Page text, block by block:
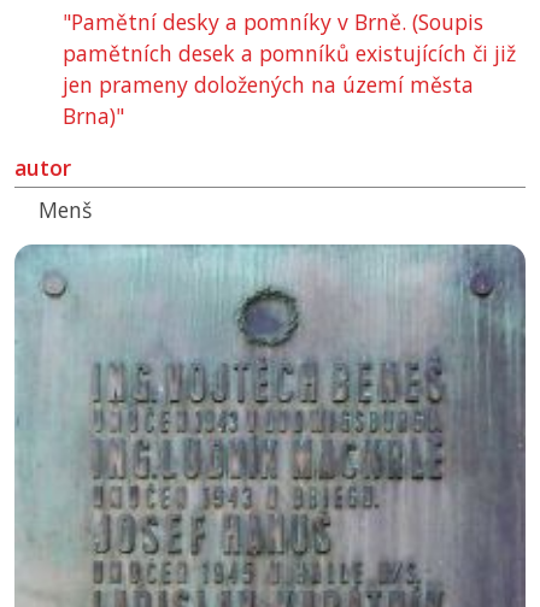
"Pamětní desky a pomníky v Brně. (Soupis
pamětních desek a pomníků existujících či již
jen prameny doložených na území města
Brna)"
autor
Menš